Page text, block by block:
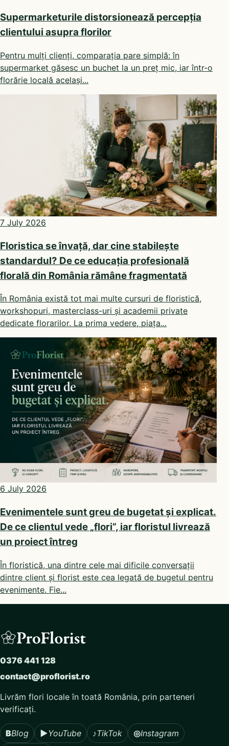
Supermarketurile distorsionează percepția
clientului asupra florilor
Pentru mulți clienți, comparația pare simplă: în
supermarket găsesc un buchet la un preț mic, iar într-o
florărie locală același...
7 July 2026
Floristica se învață, dar cine stabilește
standardul? De ce educația profesională
florală din România rămâne fragmentată
În România există tot mai multe cursuri de floristică,
workshopuri, masterclass-uri și academii private
dedicate florarilor. La prima vedere, piața...
6 July 2026
Evenimentele sunt greu de bugetat și explicat.
De ce clientul vede „flori”, iar floristul livrează
un proiect întreg
În floristică, una dintre cele mai dificile conversații
dintre client și florist este cea legată de bugetul pentru
evenimente. Fie...
0376 441 128
contact@proflorist.ro
Livrăm flori locale în toată România, prin parteneri
verificați.
BBlog ▶YouTube ♪TikTok ◎Instagram